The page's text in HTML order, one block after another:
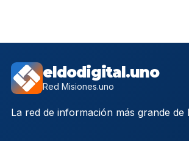
eldodigital.uno
Red Misiones.uno
La red de información más grande de